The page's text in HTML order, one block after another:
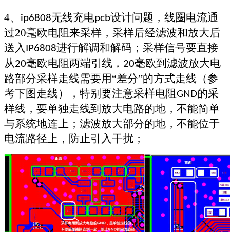
4、 ip6808无线充电pcb设计问题， 线圈电流通
过20毫欧电阻来采样，采样后经滤波和放大后
送入 IP6808进行解调和解码；采样信号要直接
从20毫欧电阻两端引线， 20毫欧到滤波放大电
路部分采样走线需要用“差分”的方式走线（参
考下图走线），特别要注意采样电阻 GND的采
样线，要单独走线到放大电路的地，不能简单
与系统地连上；滤波放大部分的地，不能位于
电流路径上，防止引入干扰；